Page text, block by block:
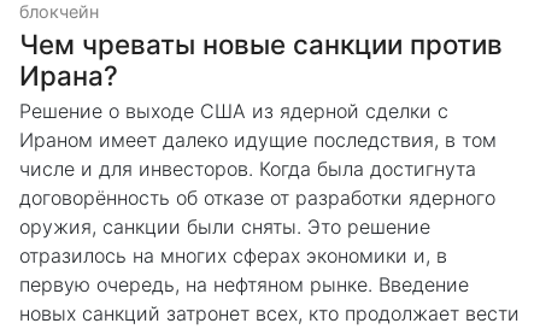
блокчейн
Чем чреваты новые санкции против
Ирана?
Решение о выходе США из ядерной сделки с
Ираном имеет далеко идущие последствия, в том
числе и для инвесторов. Когда была достигнута
договорённость об отказе от разработки ядерного
оружия, санкции были сняты. Это решение
отразилось на многих сферах экономики и, в
первую очередь, на нефтяном рынке. Введение
новых санкций затронет всех, кто продолжает вести